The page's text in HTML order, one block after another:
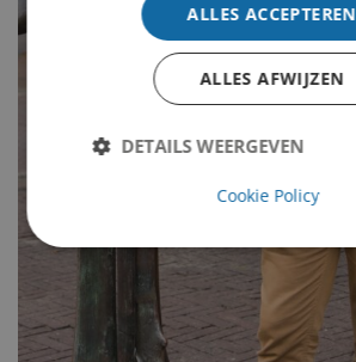
ALLES ACCEPTEREN
ALLES AFWIJZEN
DETAILS WEERGEVEN
Cookie Policy